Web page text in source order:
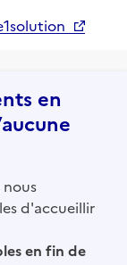
en
d'accueillir
en fin de